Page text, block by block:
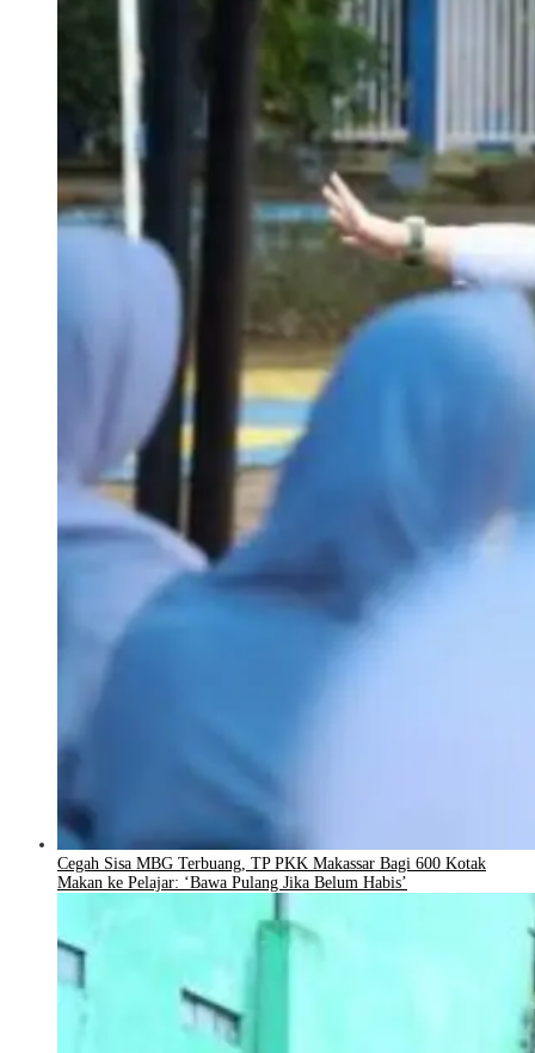
Cegah Sisa MBG Terbuang, TP PKK Makassar Bagi 600 Kotak
Makan ke Pelajar: ‘Bawa Pulang Jika Belum Habis’